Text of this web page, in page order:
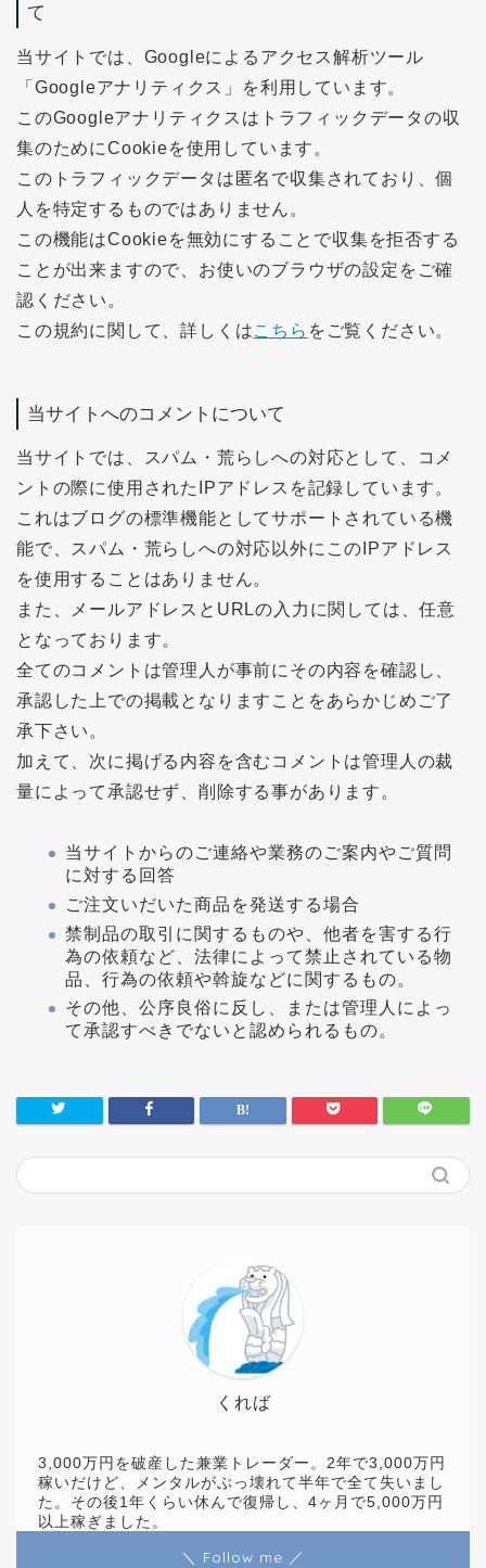
て
当サイトでは、Googleによるアクセス解析ツール
「Googleアナリティクス」を利用しています。
このGoogleアナリティクスはトラフィックデータの収
集のためにCookieを使用しています。
このトラフィックデータは匿名で収集されており、個
人を特定するものではありません。
この機能はCookieを無効にすることで収集を拒否する
ことが出来ますので、お使いのブラウザの設定をご確
認ください。
この規約に関して、詳しくはこちら をご覧ください。
当サイトへのコメントについて
当サイトでは、スパム・荒らしへの対応として、コメ
ントの際に使用されたIPアドレスを記録しています。
これはブログの標準機能としてサポートされている機
能で、スパム・荒らしへの対応以外にこのIPアドレス
を使用することはありません。
また、メールアドレスとURLの入力に関しては、任意
となっております。
全てのコメントは管理人が事前にその内容を確認し、
承認した上での掲載となりますことをあらかじめご了
承下さい。
加えて、次に掲げる内容を含むコメントは管理人の裁
量によって承認せず、削除する事があります。
当サイトからのご連絡や業務のご案内やご質問
に対する回答
ご注文いだいた商品を発送する場合
禁制品の取引に関するものや、他者を害する行
為の依頼など、法律によって禁止されている物
品、行為の依頼や斡旋などに関するもの。
その他、公序良俗に反し、または管理人によっ
て承認すべきでないと認められるもの。
くれば
3,000万円を破産した兼業トレーダー。2年で3,000万円
稼いだけど、メンタルがぶっ壊れて半年で全て失いまし
た。その後1年くらい休んで復帰し、4ヶ月で5,000万円
以上稼ぎました。
＼ Follow me ／